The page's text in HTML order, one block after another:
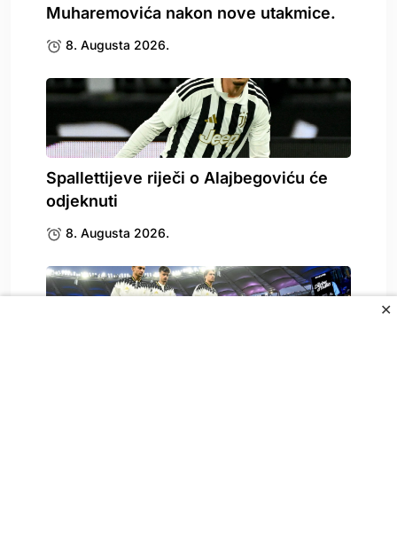
✕
Muharemovića nakon nove utakmice.
8. Augusta 2026.
Spallettijeve riječi o Alajbegoviću će
odjeknuti
8. Augusta 2026.